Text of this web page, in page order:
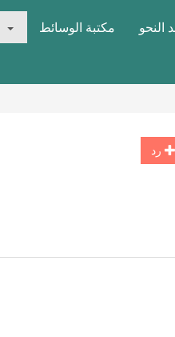
النحو مكتبة الوسائط
رد